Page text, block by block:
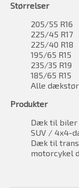
Størrelser
205/55 R16
225/45 R17
225/40 R18
195/65 R15
235/35 R19
185/65 R15
Alle
Produkter
Dæk til biler
SUV / 4x4-
Dæk til
motorcykel